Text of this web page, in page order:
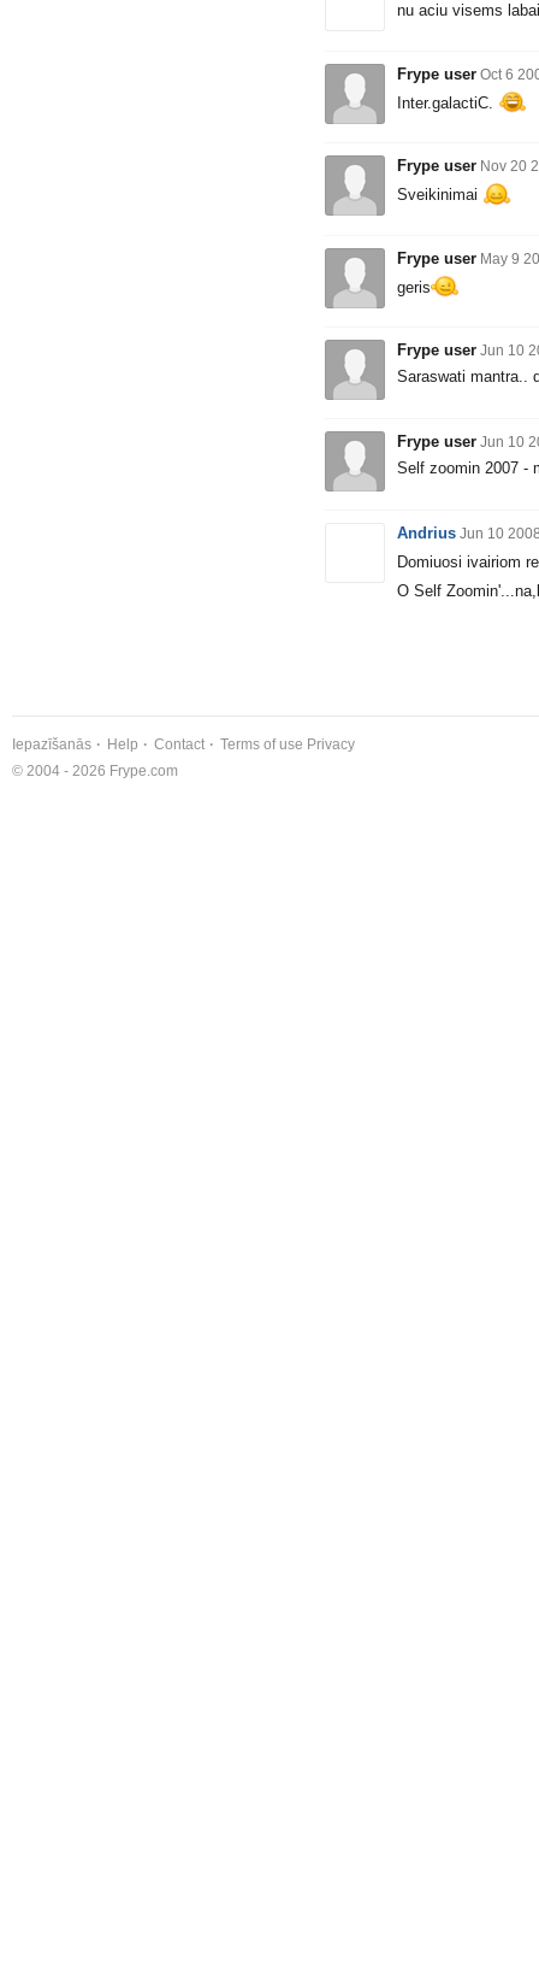
nu aciu visems
Frype user Oct 6
Inter.galactiC.
Frype user Nov 20
Sveikinimai
Frype user May 9
geris
Frype user Jun 10
Saraswati mantra..
Frype user Jun 10
Self zoomin 2007 -
Andrius Jun 10
Domiuosi ivairiom
O Self
Iepazīšanās Help Contact Terms of use Privacy
© 2004 - 2026 Frype.com